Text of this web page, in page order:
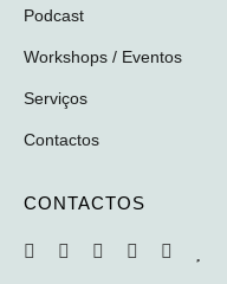
Podcast
Workshops / Eventos
Serviços
Contactos
CONTACTOS